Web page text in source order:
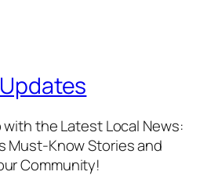
the Latest Local News:
Must-Know Stories and
Community!